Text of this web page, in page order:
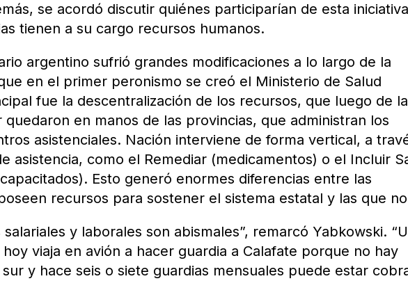
se acordó discutir quiénes participarían de esta
tienen a su cargo recursos humanos.
argentino sufrió grandes modificaciones a lo largo de la
en el primer peronismo se creó el Ministerio de Salud
fue la descentralización de los recursos, que luego de la
quedaron en manos de las provincias, que administran los
asistenciales. Nación interviene de forma vertical, a
asistencia, como el Remediar (medicamentos) o el Incluir
Esto generó enormes diferencias entre las
recursos para sostener el sistema estatal y las que
salariales y laborales son abismales”, remarcó Yabkowski.
viaja en avión a hacer guardia a Calafate porque no hay
y hace seis o siete guardias mensuales puede estar